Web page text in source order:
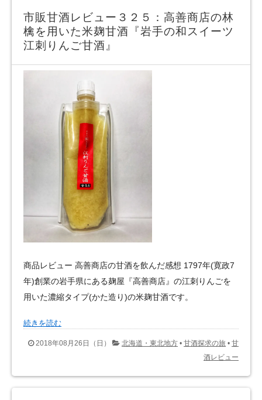
市販甘酒レビュー３２５：高善商店の林
檎を用いた米麹甘酒『岩手の和スイーツ
江刺りんご甘酒』
商品レビュー 高善商店の甘酒を飲んだ感想 1797年(寛政7
年)創業の岩手県にある麹屋『高善商店』の江刺りんごを
用いた濃縮タイプ(かた造り)の米麹甘酒です。
続きを読む
2018年08月26日（日） 北海道・東北地方 • 甘酒探求の旅 • 甘
酒レビュー